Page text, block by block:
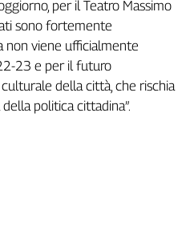
per il Teatro Massimo
sono fortemente
non viene ufficialmente
23 e per il futuro
della città, che rischia
politica cittadina”.